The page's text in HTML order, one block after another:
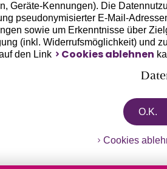
Geräte-Kennungen). Die
pseudonymisierter E-Mail-
sowie um Erkenntnisse über
(inkl. Widerrufsmöglichkeit) und
den Link
Cookies ablehnen
mit Partnern zusammen, die
pseudonymisierten Daten
der Trackingdaten bzw. die
O.K.
Cookies